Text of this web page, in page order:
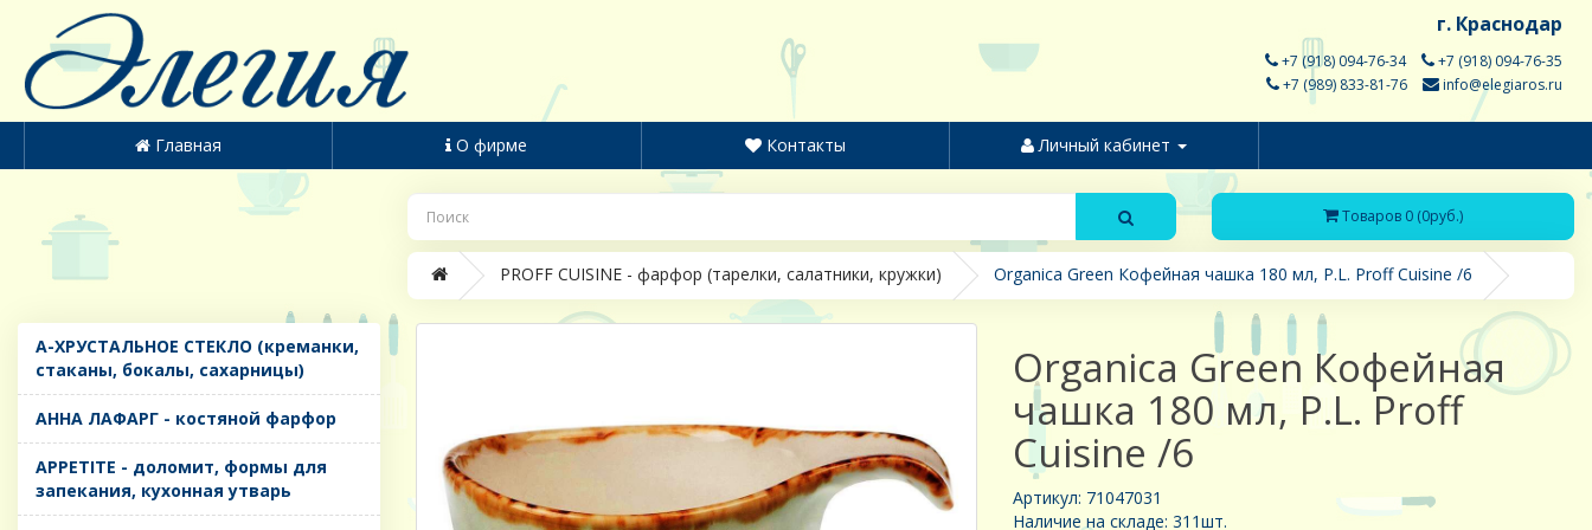
г. Краснодар
+7 (918) 094-76-34
+7 (918) 094-76-35
+7 (989) 833-81-76
info@elegiaros.ru
Главная О фирме Контакты Личный кабинет
Товаров 0 (0руб.)
PROFF CUISINE - фарфор (тарелки, салатники, кружки) Organica Green Кофейная чашка 180 мл, P.L. Proff Cuisine /6
A-ХРУСТАЛЬНОЕ СТЕКЛО (креманки,
стаканы, бокалы, сахарницы)
AHHA ЛАФАРГ - костяной фарфор
APPETITE - доломит, формы для
запекания, кухонная утварь
Organica Green Кофейная
чашка 180 мл, P.L. Proff
Cuisine /6
Артикул: 71047031
Наличие на складе: 311шт.